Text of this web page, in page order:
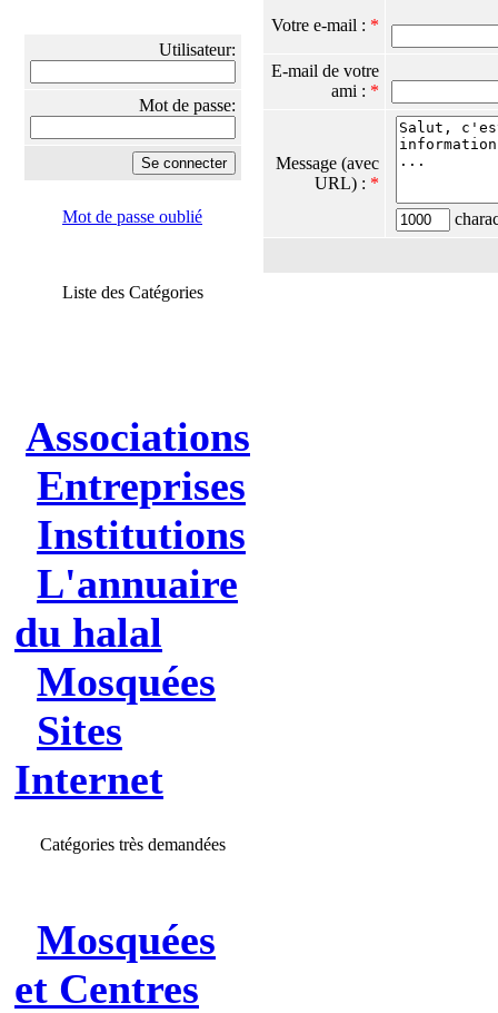
Utilisateur:
Mot de passe:
Mot de passe oublié
Liste des Catégories
Associations
Entreprises
Institutions
L'annuaire
du halal
Mosquées
Sites
Internet
Catégories très demandées
Mosquées
et Centres
Votre e-mail : *
E-mail de votre
ami : *
Message (avec
URL) : *